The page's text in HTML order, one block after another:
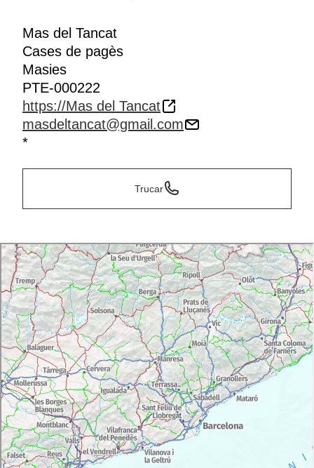
Mas del Tancat
Cases de pagès
Masies
PTE-000222
https://Mas del Tancat
masdeltancat@gmail.com
*
Trucar